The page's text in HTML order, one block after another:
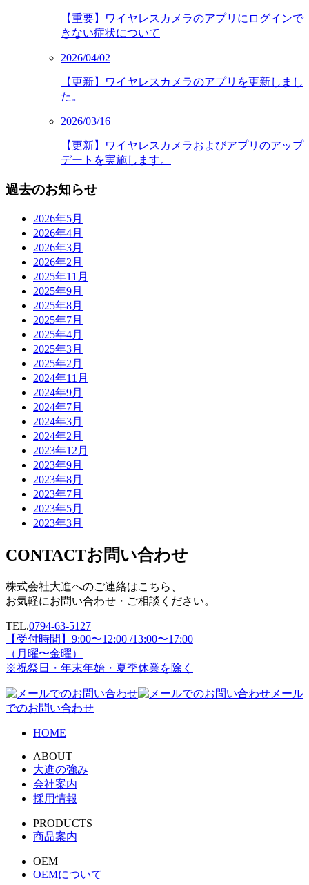
【重要】ワイヤレスカメラのアプリにログインで
きない症状について
2026/04/02
【更新】ワイヤレスカメラのアプリを更新しまし
た。
2026/03/16
【更新】ワイヤレスカメラおよびアプリのアップ
デートを実施します。
過去のお知らせ
2026年5月
2026年4月
2026年3月
2026年2月
2025年11月
2025年9月
2025年8月
2025年7月
2025年4月
2025年3月
2025年2月
2024年11月
2024年9月
2024年7月
2024年3月
2024年2月
2023年12月
2023年9月
2023年8月
2023年7月
2023年5月
2023年3月
CONTACTお問い合わせ
株式会社大進へのご連絡はこちら、
お気軽にお問い合わせ・ご相談ください。
TEL.0794-63-5127
【受付時間】9:00〜12:00 /13:00〜17:00
（月曜〜金曜）
※祝祭日・年末年始・夏季休業を除く
メール
でのお問い合わせ
HOME
ABOUT
大進の強み
会社案内
採用情報
PRODUCTS
商品案内
OEM
OEMについて